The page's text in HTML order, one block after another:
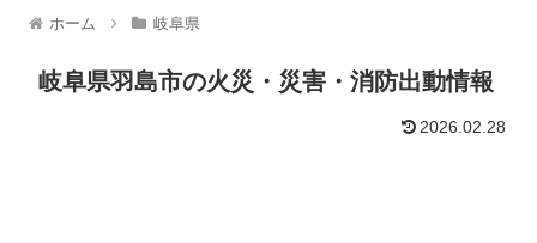
ホーム 岐阜県
岐阜県羽島市の火災・災害・消防出動情報
2026.02.28